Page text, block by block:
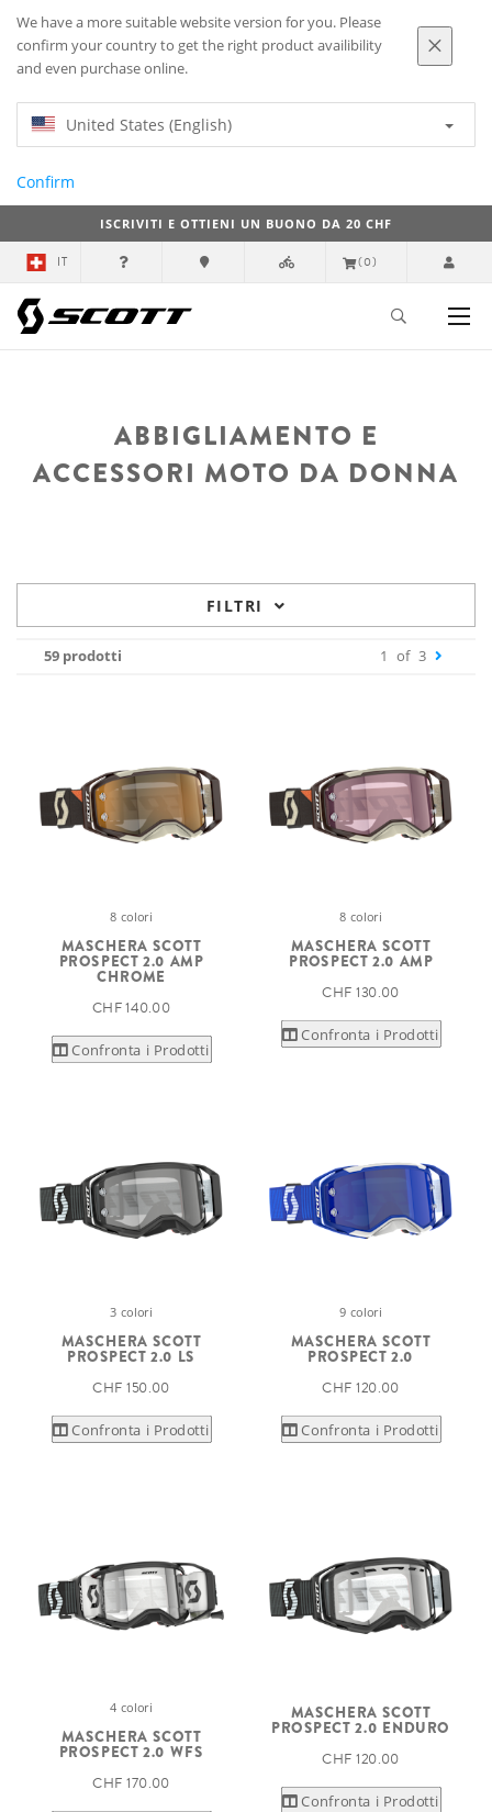
We have a more suitable website version for you. Please
confirm your country to get the right product availibility
and even purchase online.
United States (English)
Confirm
ISCRIVITI E OTTIENI UN BUONO DA 20 CHF
IT (0)
ABBIGLIAMENTO E
ACCESSORI MOTO DA DONNA
FILTRI
59 prodotti 1 of 3
8 colori
MASCHERA SCOTT
PROSPECT 2.0 AMP
CHROME
CHF 140.00
Confronta i Prodotti
8 colori
MASCHERA SCOTT
PROSPECT 2.0 AMP
CHF 130.00
Confronta i Prodotti
3 colori
MASCHERA SCOTT
PROSPECT 2.0 LS
CHF 150.00
Confronta i Prodotti
9 colori
MASCHERA SCOTT
PROSPECT 2.0
CHF 120.00
Confronta i Prodotti
4 colori
MASCHERA SCOTT
PROSPECT 2.0 WFS
CHF 170.00
MASCHERA SCOTT
PROSPECT 2.0 ENDURO
CHF 120.00
Confronta i Prodotti